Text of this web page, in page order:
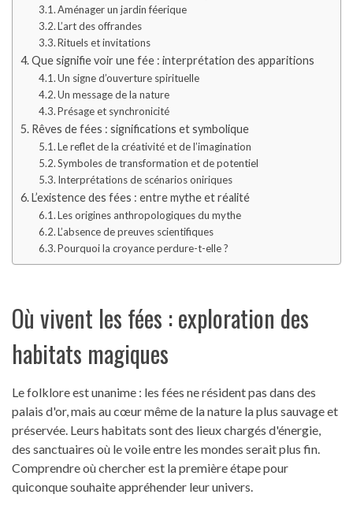
Aménager un jardin féerique
L’art des offrandes
Rituels et invitations
Que signifie voir une fée : interprétation des apparitions
Un signe d’ouverture spirituelle
Un message de la nature
Présage et synchronicité
Rêves de fées : significations et symbolique
Le reflet de la créativité et de l’imagination
Symboles de transformation et de potentiel
Interprétations de scénarios oniriques
L’existence des fées : entre mythe et réalité
Les origines anthropologiques du mythe
L’absence de preuves scientifiques
Pourquoi la croyance perdure-t-elle ?
Où vivent les fées : exploration des
habitats magiques
Le folklore est unanime : les fées ne résident pas dans des
palais d'or, mais au cœur même de la nature la plus sauvage et
préservée. Leurs habitats sont des lieux chargés d'énergie,
des sanctuaires où le voile entre les mondes serait plus fin.
Comprendre où chercher est la première étape pour
quiconque souhaite appréhender leur univers.